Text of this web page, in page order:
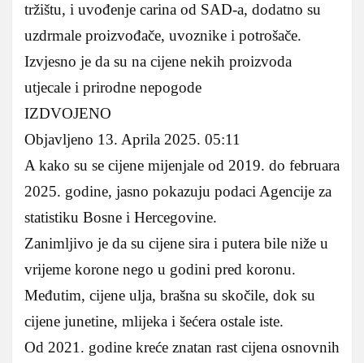
tržištu, i uvođenje carina od SAD-a, dodatno su
uzdrmale proizvođače, uvoznike i potrošače.
Izvjesno je da su na cijene nekih proizvoda
utjecale i prirodne nepogode
IZDVOJENO
Objavljeno 13. Aprila 2025. 05:11
A kako su se cijene mijenjale od 2019. do februara
2025. godine, jasno pokazuju podaci Agencije za
statistiku Bosne i Hercegovine.
Zanimljivo je da su cijene sira i putera bile niže u
vrijeme korone nego u godini pred koronu.
Međutim, cijene ulja, brašna su skočile, dok su
cijene junetine, mlijeka i šećera ostale iste.
Od 2021. godine kreće znatan rast cijena osnovnih